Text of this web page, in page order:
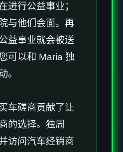
进行公益事业；
与他们会面。再
益事业就会被送
可以和 Maria 独
。
车磋商贡献了让
的选择。独周
访问汽车经销商